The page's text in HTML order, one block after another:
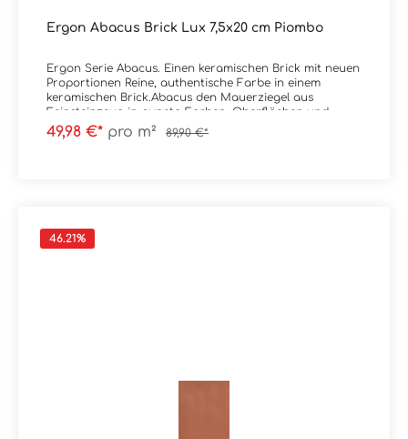
Ergon Abacus Brick Lux 7,5x20 cm Piombo
Ergon Serie Abacus. Einen keramischen Brick mit neuen
Proportionen Reine, authentische Farbe in einem
keramischen Brick.Abacus den Mauerziegel aus
Feinsteinzeug in puncto Farben, Oberflächen und
Proportionen im originellen Format 7,5x20 cm neu
interpretiert.Material: SteingutFormat: 7,5x20 cmStärke:
49,98 €* pro m² 89,90 €*
46.21%